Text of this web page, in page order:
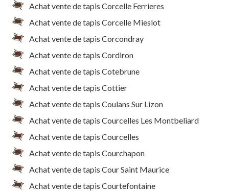
Achat vente de tapis Corcelle Ferrieres
Achat vente de tapis Corcelle Mieslot
Achat vente de tapis Corcondray
Achat vente de tapis Cordiron
Achat vente de tapis Cotebrune
Achat vente de tapis Cottier
Achat vente de tapis Coulans Sur Lizon
Achat vente de tapis Courcelles Les Montbeliard
Achat vente de tapis Courcelles
Achat vente de tapis Courchapon
Achat vente de tapis Cour Saint Maurice
Achat vente de tapis Courtefontaine